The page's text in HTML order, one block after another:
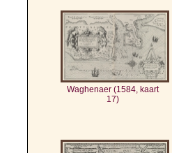
Waghenaer (1584, kaart
17)